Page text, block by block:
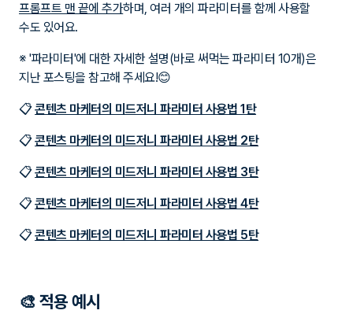
프롬프트 맨 끝에 추가하며, 여러 개의 파라미터를 함께 사용할
수도 있어요.
※ '파라미터'에 대한 자세한 설명(바로 써먹는 파라미터 10개)은
지난 포스팅을 참고해 주세요!😊
📋콘텐츠 마케터의 미드저니 파라미터 사용법 1탄
📋콘텐츠 마케터의 미드저니 파라미터 사용법 2탄
📋콘텐츠 마케터의 미드저니 파라미터 사용법 3탄
📋콘텐츠 마케터의 미드저니 파라미터 사용법 4탄
📋콘텐츠 마케터의 미드저니 파라미터 사용법 5탄
🎨 적용 예시